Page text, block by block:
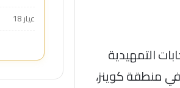
التمهيدية
للحزب الديمقراطي على مقعد مجلس شيوخ ولاية نيويورك عن الدائرة 12 في منطقة كوينز،
عيار 18